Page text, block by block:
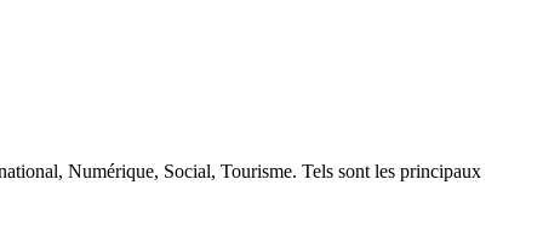
Numérique, Social, Tourisme. Tels sont les principaux